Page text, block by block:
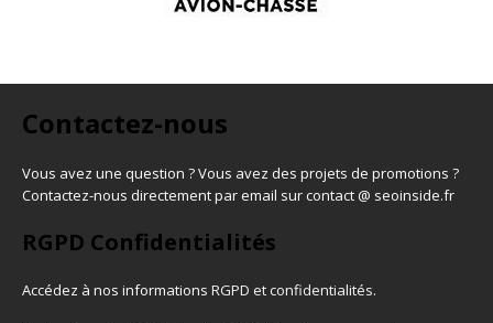
Contactez-nous
Vous avez une question ? Vous avez des projets de promotions ?
Contactez-nous directement par email sur contact @ seoinside.fr
RGPD Confidentialités
Accédez à nos informations RGPD et confidentialités.